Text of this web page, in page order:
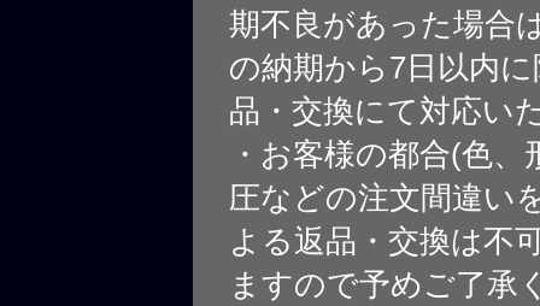
期不良があった場合
の納期から7日以内
品・交換にて対応い
・お客様の都合(色、
圧などの注文間違い
よる返品・交換は不
ますので予めご了承